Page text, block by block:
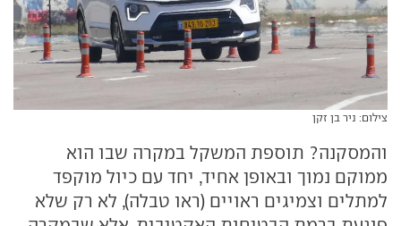
צילום: ניר בן זקן
והמסקנה? תוספת המשקל במקרה שבו הוא
ממוקם נמוך ובאופן אחיד, יחד עם כיול מוקפד
למתלים וצמיגים ראויים (ראו טבלה), לא רק שלא